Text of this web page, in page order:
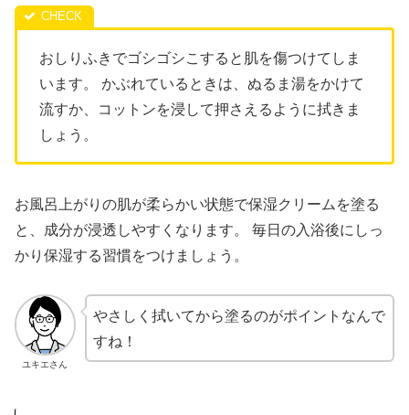
おしりふきでゴシゴシこすると肌を傷つけてしま
います。 かぶれているときは、ぬるま湯をかけて
流すか、コットンを浸して押さえるように拭きま
しょう。
お風呂上がりの肌が柔らかい状態で保湿クリームを塗る
と、成分が浸透しやすくなります。 毎日の入浴後にしっ
かり保湿する習慣をつけましょう。
ユキエさん
やさしく拭いてから塗るのがポイントなんで
すね！